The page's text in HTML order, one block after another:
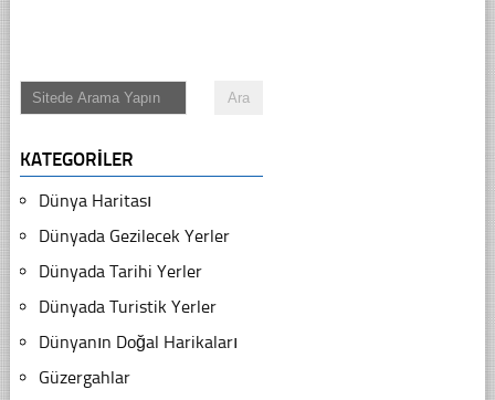
KATEGORILER
Dünya Haritası
Dünyada Gezilecek Yerler
Dünyada Tarihi Yerler
Dünyada Turistik Yerler
Dünyanın Doğal Harikaları
Güzergahlar